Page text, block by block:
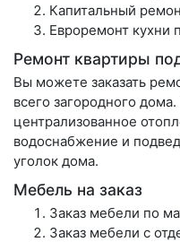
Капитальный
Евроремонт кухни
Ремонт квартиры
Вы можете заказать
всего загородного
централизованное
водоснабжение и
уголок дома.
Мебель на заказ
Заказ мебели по
Заказ мебели с